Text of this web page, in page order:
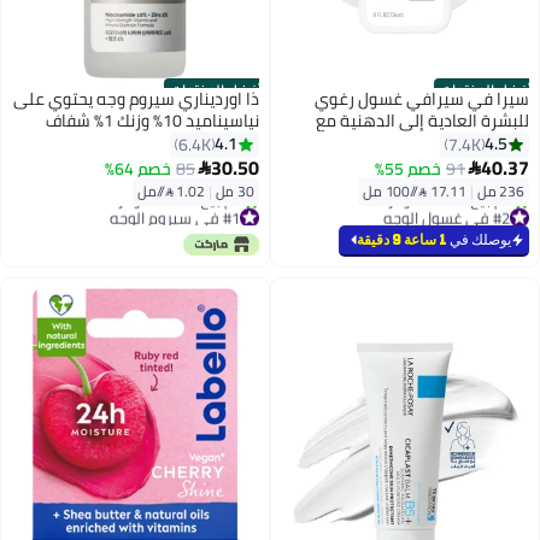
أفضل المنتجات
سيرا في سيرافي غسول رغوي
للبشرة العادية إلى الدهنية مع
236ملليلتر
4.5
7.4K
40.37
91 خصم 55%
236 مل |
#2 في غسول الوجه
بتخلّص بسرعة
تم بيع +1800 مؤخرًا
يوصلك في 1 ساعة 9 دقيقة
أفضل المنتجات
ذا اورديناري سيروم وجه يحتوي على
نياسيناميد 10% وزنك 1% شفاف
30ملليلتر4.1
6.4K
30.50
85 خصم 64%
30 مل |
#1 في سيروم الوجه
بتخلّص بسرعة
تم بيع +2100 مؤخرًا